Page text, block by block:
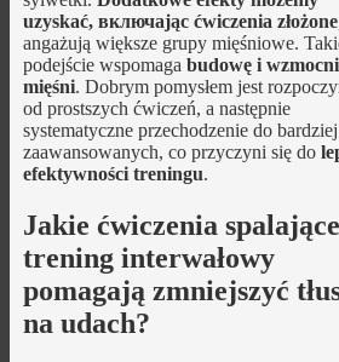
uzyskać, включając ćwiczenia złożone
angażują większe grupy mięśniowe.
podejście wspomaga budowę i
mięśni. Dobrym pomysłem jest
od prostszych ćwiczeń, a następnie
systematyczne przechodzenie do bardziej
zaawansowanych, co przyczyni się do
efektywności treningu.
Jakie ćwiczenia
trening interwałowy
pomagają zmniejszyć
na udach?